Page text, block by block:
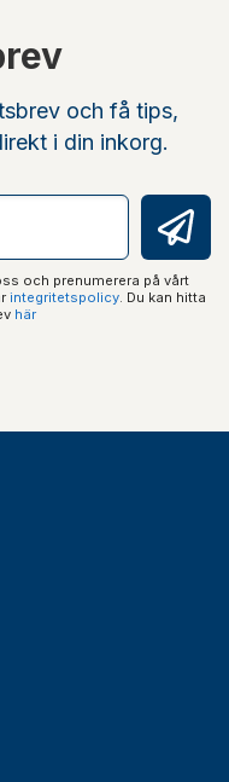
och få tips,
i din inkorg.
och prenumerera på vårt
integritetspolicy. Du kan hitta
här